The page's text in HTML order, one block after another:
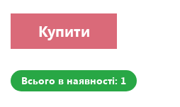
Купити
Всього в наявності: 1